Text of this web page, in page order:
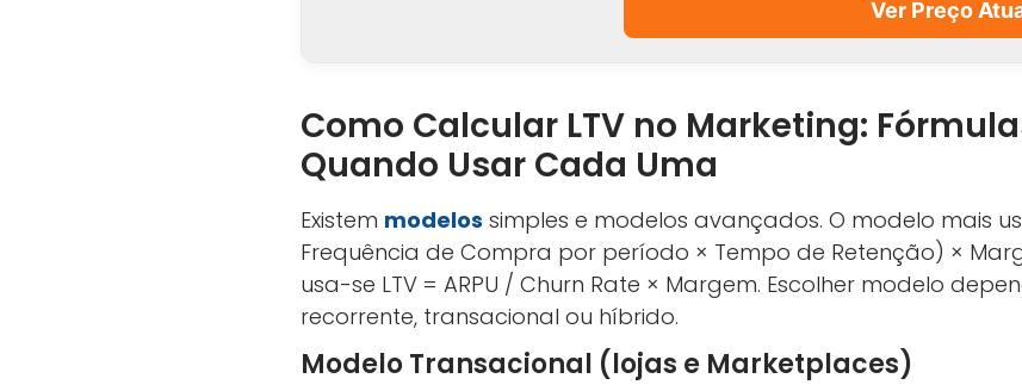
Ver Preço
Como Calcular LTV no Marketing:
Quando Usar Cada Uma
Existem modelos simples e modelos avançados. O modelo mais
Frequência de Compra por período × Tempo de Retenção) ×
usa-se LTV = ARPU / Churn Rate × Margem. Escolher modelo
recorrente, transacional ou híbrido.
Modelo Transacional (lojas e Marketplaces)